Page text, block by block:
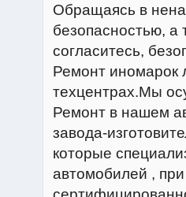
Обращаясь в
безопасностью,
согласитесь,
Ремонт иномарок
техцентрах.Мы
Ремонт в нашем
завода-
которые
автомобилей ,